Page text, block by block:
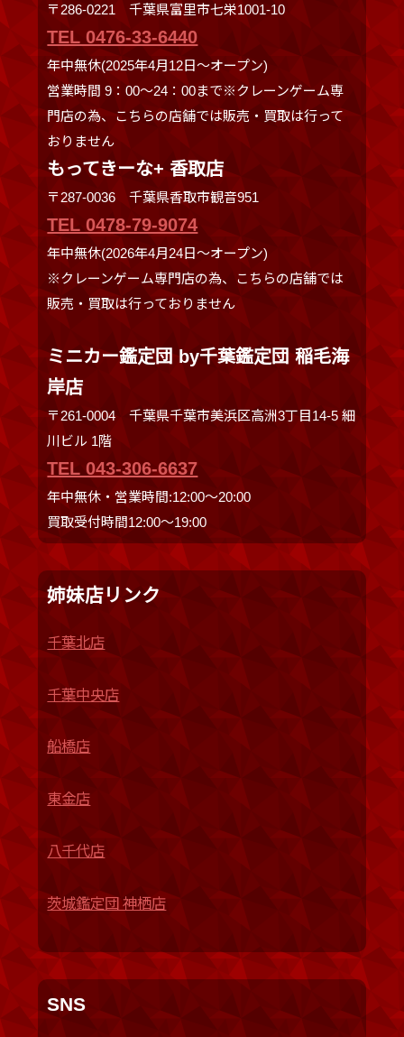
〒286-0221 千葉県富里市七栄1001-10
TEL 0476-33-6440
年中無休(2025年4月12日～オープン)
営業時間 9：00～24：00まで※クレーンゲーム専
門店の為、こちらの店舗では販売・買取は行って
おりません
もってきーな+ 香取店
〒287-0036 千葉県香取市観音951
TEL 0478-79-9074
年中無休(2026年4月24日～オープン)
※クレーンゲーム専門店の為、こちらの店舗では
販売・買取は行っておりません
ミニカー鑑定団 by千葉鑑定団 稲毛海
岸店
〒261-0004 千葉県千葉市美浜区高洲3丁目14-5 細
川ビル 1階
TEL 043-306-6637
年中無休・営業時間:12:00〜20:00
買取受付時間12:00〜19:00
姉妹店リンク
千葉北店
千葉中央店
船橋店
東金店
八千代店
茨城鑑定団 神栖店
SNS